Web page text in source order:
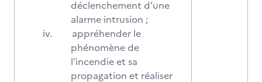
déclenchement d’une
alarme intrusion ;
iv.
appréhender le
phénomène de
l’incendie et sa
propagation et réaliser